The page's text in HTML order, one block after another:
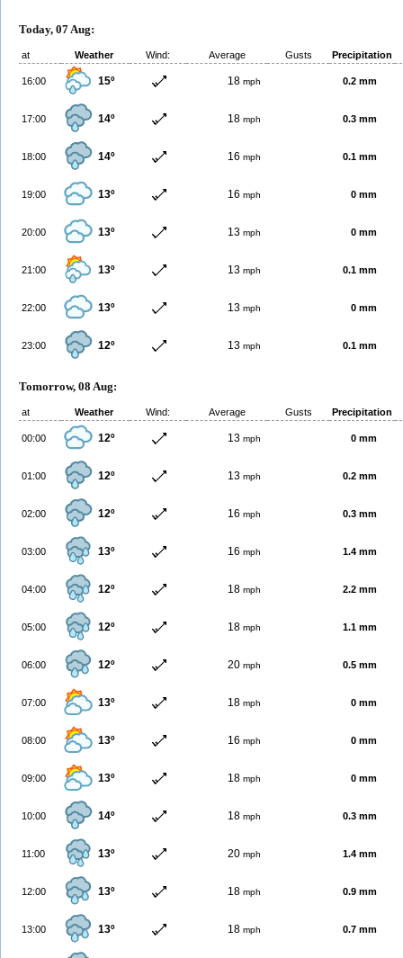
Today, 07 Aug:
at Weather Wind: Average Gusts Precipitation
16:00 15º 18 mph 0.2 mm
17:00 14º 18 mph 0.3 mm
18:00 14º 16 mph 0.1 mm
19:00 13º 16 mph 0 mm
20:00 13º 13 mph 0 mm
21:00 13º 13 mph 0.1 mm
22:00 13º 13 mph 0 mm
23:00 12º 13 mph 0.1 mm
Tomorrow, 08 Aug:
at Weather Wind: Average Gusts Precipitation
00:00 12º 13 mph 0 mm
01:00 12º 13 mph 0.2 mm
02:00 12º 16 mph 0.3 mm
03:00 13º 16 mph 1.4 mm
04:00 12º 18 mph 2.2 mm
05:00 12º 18 mph 1.1 mm
06:00 12º 20 mph 0.5 mm
07:00 13º 18 mph 0 mm
08:00 13º 16 mph 0 mm
09:00 13º 18 mph 0 mm
10:00 14º 18 mph 0.3 mm
11:00 13º 20 mph 1.4 mm
12:00 13º 18 mph 0.9 mm
13:00 13º 18 mph 0.7 mm